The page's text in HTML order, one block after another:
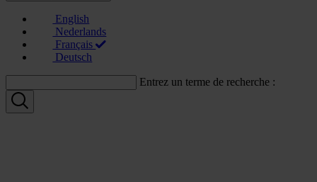
English
Nederlands
Français
Deutsch
Entrez un terme de recherche :